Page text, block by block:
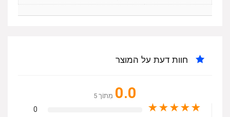
חוות דעת על המוצר
0.0 מִתוֹך 5
★
★
★
★
★
0